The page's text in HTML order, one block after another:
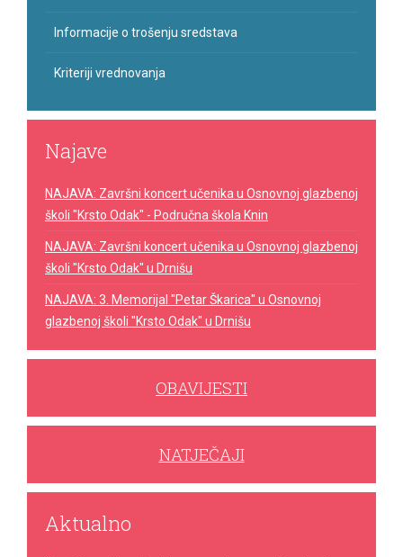
Informacije o trošenju sredstava
Kriteriji vrednovanja
Najave
NAJAVA: Završni koncert učenika u Osnovnoj glazbenoj
školi "Krsto Odak" - Područna škola Knin
NAJAVA: Završni koncert učenika u Osnovnoj glazbenoj
školi "Krsto Odak" u Drnišu
NAJAVA: 3. Memorijal "Petar Škarica" u Osnovnoj
glazbenoj školi "Krsto Odak" u Drnišu
OBAVIJESTI
NATJEČAJI
Aktualno